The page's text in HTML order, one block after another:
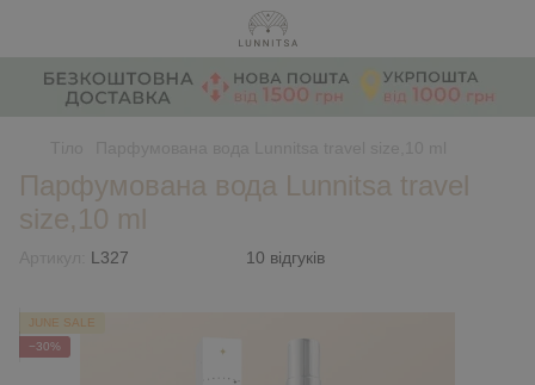
Парфумована вода Lunnitsa travel
size,10 ml
L327 10 відгуків
JUNE SALE
−30%